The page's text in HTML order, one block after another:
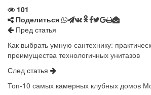
101
Поделиться
Пред статья
Как выбрать умную сантехнику:
преимущества технологичных унитазов
След статья
Топ-10 самых камерных клубных домов